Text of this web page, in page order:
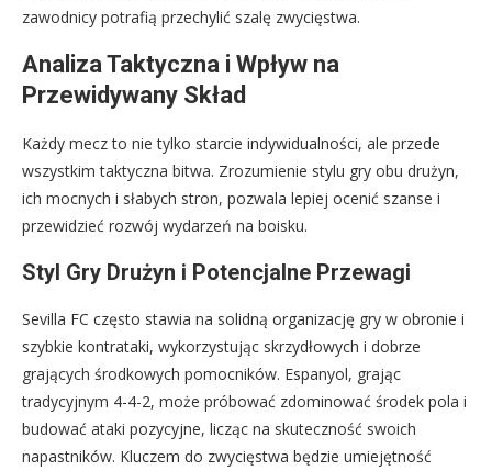
zawodnicy potrafią przechylić szalę zwycięstwa.
Analiza Taktyczna i Wpływ na
Przewidywany Skład
Każdy mecz to nie tylko starcie indywidualności, ale przede
wszystkim taktyczna bitwa. Zrozumienie stylu gry obu drużyn,
ich mocnych i słabych stron, pozwala lepiej ocenić szanse i
przewidzieć rozwój wydarzeń na boisku.
Styl Gry Drużyn i Potencjalne Przewagi
Sevilla FC często stawia na solidną organizację gry w obronie i
szybkie kontrataki, wykorzystując skrzydłowych i dobrze
grających środkowych pomocników. Espanyol, grając
tradycyjnym 4-4-2, może próbować zdominować środek pola i
budować ataki pozycyjne, licząc na skuteczność swoich
napastników. Kluczem do zwycięstwa będzie umiejętność